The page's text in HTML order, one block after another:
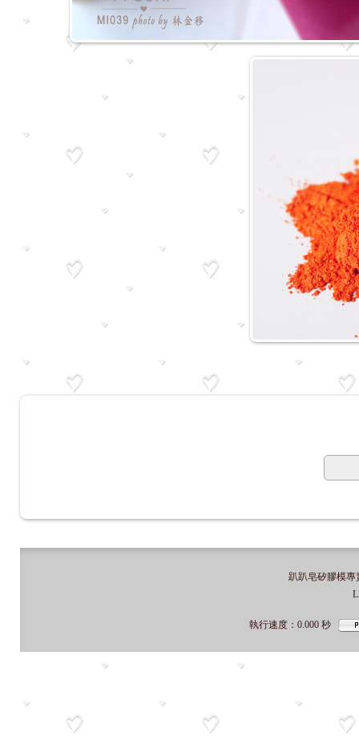
趴趴皂矽膠模專
執行速度 ：0.000 秒